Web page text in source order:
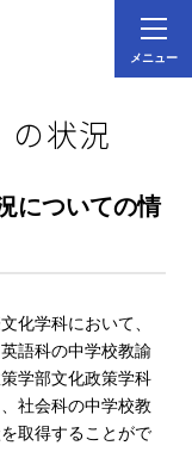
メニュー
の状況
についての情
化学科において、
語科の中学校教諭
学部文化政策学科
社会科の中学校教
取得することがで